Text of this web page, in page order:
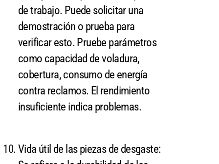
de trabajo. Puede solicitar una
demostración o prueba para
verificar esto. Pruebe parámetros
como capacidad de voladura,
cobertura, consumo de energía
contra reclamos. El rendimiento
insuficiente indica problemas.
Vida útil de las piezas de desgaste: